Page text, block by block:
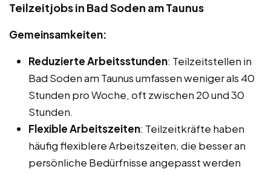
Teilzeitjobs in Bad Soden am Taunus
Gemeinsamkeiten:
Reduzierte Arbeitsstunden: Teilzeitstellen in
Bad Soden am Taunus umfassen weniger als 40
Stunden pro Woche, oft zwischen 20 und 30
Stunden.
Flexible Arbeitszeiten: Teilzeitkräfte haben
häufig flexiblere Arbeitszeiten, die besser an
persönliche Bedürfnisse angepasst werden